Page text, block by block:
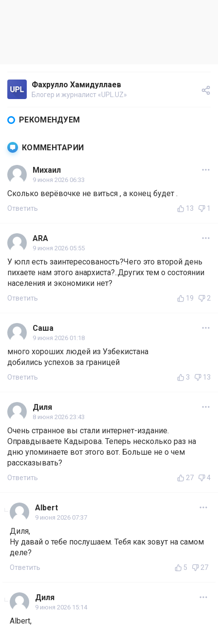
Фахрулло Хамидуллаев
Блогер и журналист «UPL.UZ»
РЕКОМЕНДУЕМ
КОММЕНТАРИИ
Михаил
9 июня 2026 06:33
Сколько верёвочке не виться , а конец будет .
Ответить 13 1
ARA
9 июня 2026 05:55
У юпл есть заинтересованость?Чего это второй день
пихаете нам этого анархиста?..Других тем о состоянии
населения и экономики нет?
Ответить 19 2
Саша
9 июня 2026 01:18
много хороших людей из Узбекистана
добились успехов за границей
Ответить 3 13
Диля
8 июня 2026 23:43
Очень странное вы стали интернет-издание.
Оправдываете Кадырова. Теперь несколько раз на
дню упоминаете вот этого вот. Больше не о чем
рассказывать?
Ответить 27 4
Albert
9 июня 2026 07:37
Диля,
Ну давай о тебе послушаем. Тебя как зовут на самом
деле?
Ответить 5 27
Диля
9 июня 2026 15:14
Albert,